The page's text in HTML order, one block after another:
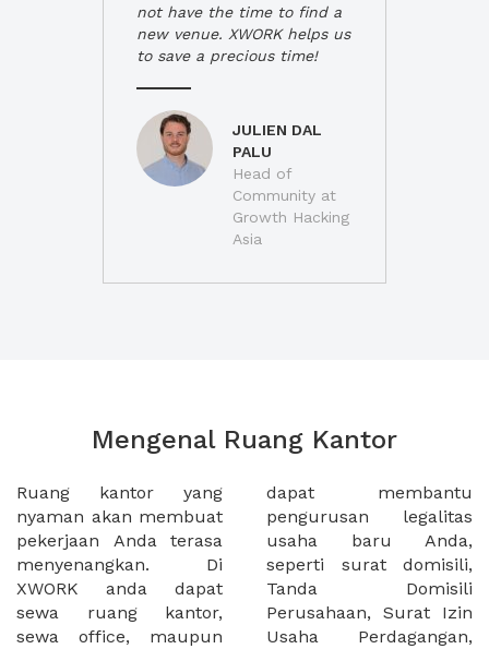
not have the time to find a
new venue. XWORK helps us
to save a precious time!
JULIEN DAL
PALU
Head of
Community at
Growth Hacking
Asia
Mengenal Ruang Kantor
Ruang kantor yang
nyaman akan membuat
pekerjaan Anda terasa
menyenangkan. Di
XWORK anda dapat
sewa ruang kantor,
sewa office, maupun
dapat membantu
pengurusan legalitas
usaha baru Anda,
seperti surat domisili,
Tanda Domisili
Perusahaan, Surat Izin
Usaha Perdagangan,